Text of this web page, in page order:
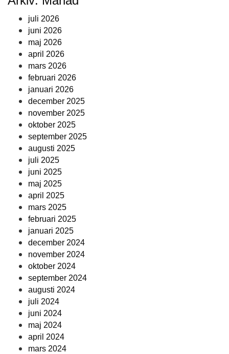
juli 2026
juni 2026
maj 2026
april 2026
mars 2026
februari 2026
januari 2026
december 2025
november 2025
oktober 2025
september 2025
augusti 2025
juli 2025
juni 2025
maj 2025
april 2025
mars 2025
februari 2025
januari 2025
december 2024
november 2024
oktober 2024
september 2024
augusti 2024
juli 2024
juni 2024
maj 2024
april 2024
mars 2024